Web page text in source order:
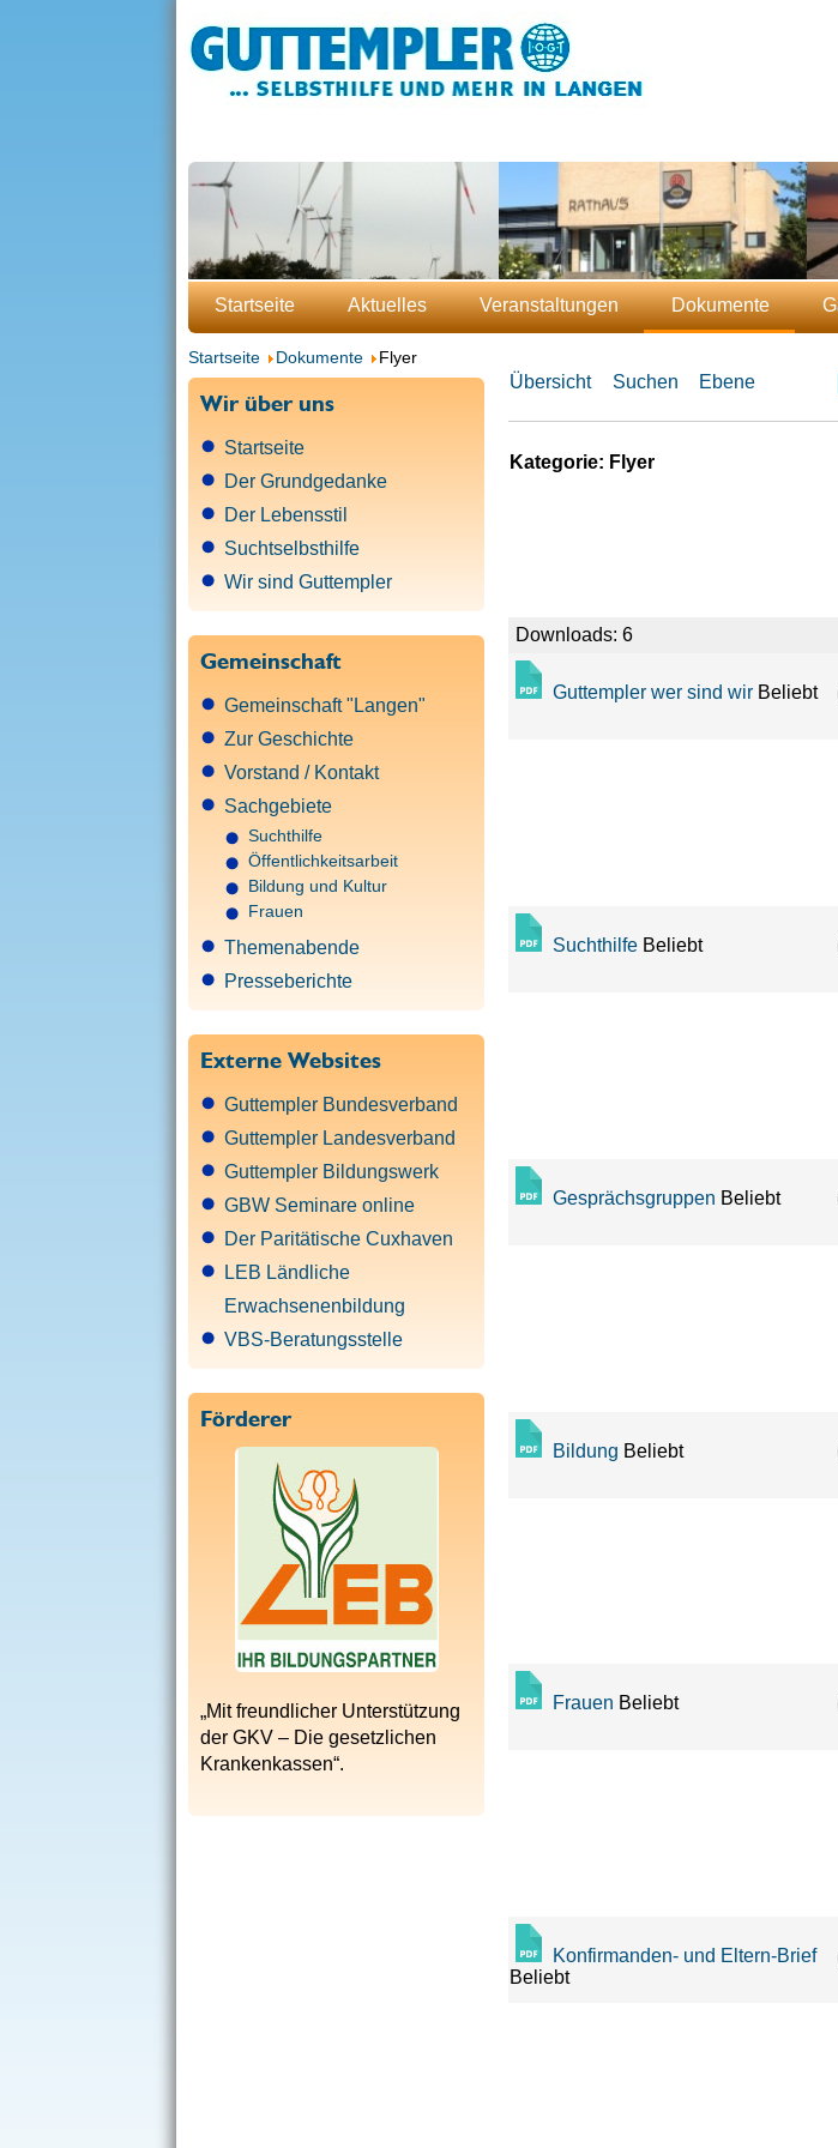
Startseite Aktuelles Veranstaltungen Dokumente
Startseite Dokumente Flyer
Übersicht Suchen Ebene
Kategorie: Flyer
Downloads: 6
Guttempler wer sind wir Beliebt
Suchthilfe Beliebt
Gesprächsgruppen Beliebt
Bildung Beliebt
Frauen Beliebt
Konfirmanden- und Eltern-Brief
Beliebt
Wir über uns
Startseite
Der Grundgedanke
Der Lebensstil
Suchtselbsthilfe
Wir sind Guttempler
Gemeinschaft
Gemeinschaft "Langen"
Zur Geschichte
Vorstand / Kontakt
Sachgebiete
Suchthilfe
Öffentlichkeitsarbeit
Bildung und Kultur
Frauen
Themenabende
Presseberichte
Externe Websites
Guttempler Bundesverband
Guttempler Landesverband
Guttempler Bildungswerk
GBW Seminare online
Der Paritätische Cuxhaven
LEB Ländliche
Erwachsenenbildung
VBS-Beratungsstelle
Förderer
„Mit freundlicher Unterstützung
der GKV – Die gesetzlichen
Krankenkassen“.